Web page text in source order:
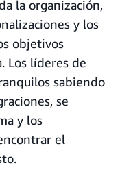
la organización,
y los
objetivos
Los líderes de
sabiendo
se
y los
el